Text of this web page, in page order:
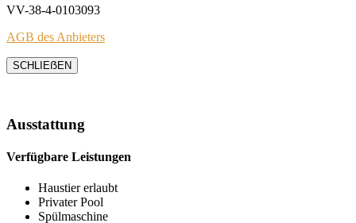
VV-38-4-0103093
AGB des Anbieters
SCHLIEẞEN
Ausstattung
Verfügbare Leistungen
Haustier erlaubt
Privater Pool
Spülmaschine